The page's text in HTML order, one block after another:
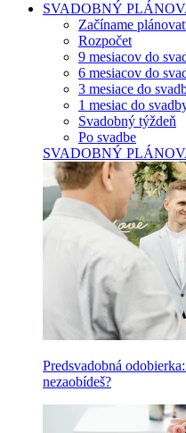
SVADOBNÝ
Začíname
Rozpočet
9 mesiacov do
6 mesiacov do
3 mesiace do
1 mesiac do
Svadobný týždeň
Po svadbe
SVADOBNÝ
Predsvadobná
nezaobídeš?